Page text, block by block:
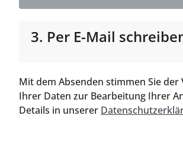
3. Per E-Mail
Mit dem Absenden stimmen Sie
Ihrer Daten zur Bearbeitung Ihrer
Details in unserer